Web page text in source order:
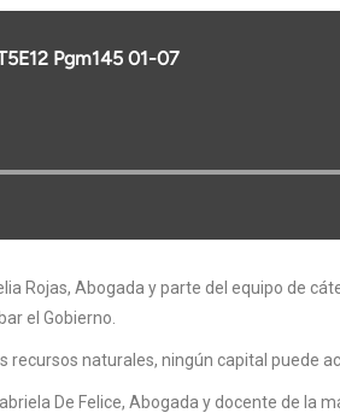
Rojas, Abogada y parte del equipo de
el Gobierno.
recursos naturales, ningún capital puede
De Felice, Abogada y docente de la